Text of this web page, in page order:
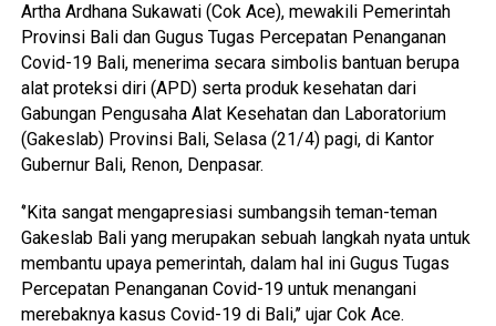
Artha Ardhana Sukawati (Cok Ace), mewakili Pemerintah
Provinsi Bali dan Gugus Tugas Percepatan Penanganan
Covid-19 Bali, menerima secara simbolis bantuan berupa
alat proteksi diri (APD) serta produk kesehatan dari
Gabungan Pengusaha Alat Kesehatan dan Laboratorium
(Gakeslab) Provinsi Bali, Selasa (21/4) pagi, di Kantor
Gubernur Bali, Renon, Denpasar.
‘’Kita sangat mengapresiasi sumbangsih teman-teman
Gakeslab Bali yang merupakan sebuah langkah nyata untuk
membantu upaya pemerintah, dalam hal ini Gugus Tugas
Percepatan Penanganan Covid-19 untuk menangani
merebaknya kasus Covid-19 di Bali,’’ ujar Cok Ace.